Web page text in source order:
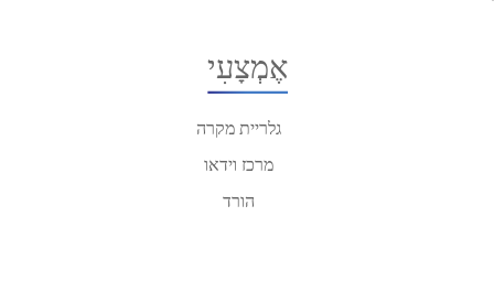
אֶמְצָעִי
גלריית מקרה
מרכז וידאו
הורד